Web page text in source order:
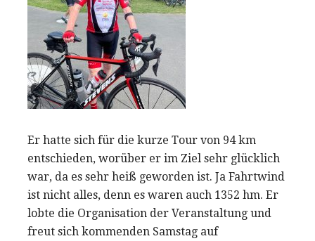
Er hatte sich für die kurze Tour von 94 km
entschieden, worüber er im Ziel sehr glücklich
war, da es sehr heiß geworden ist. Ja Fahrtwind
ist nicht alles, denn es waren auch 1352 hm. Er
lobte die Organisation der Veranstaltung und
freut sich kommenden Samstag auf